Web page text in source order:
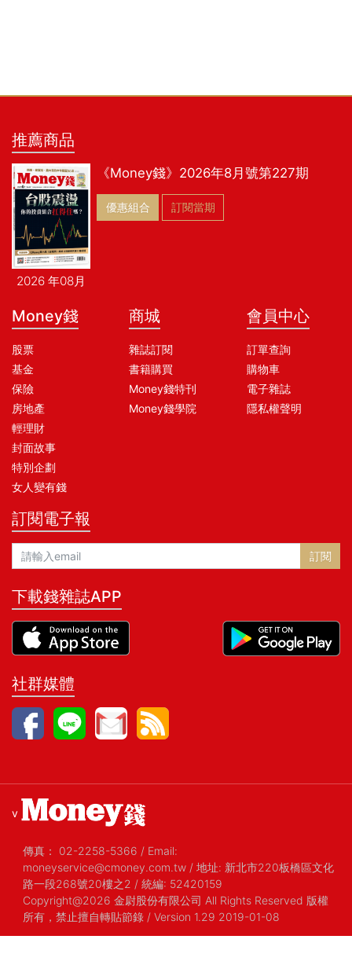
推薦商品
2026 年08月
《Money錢》2026年8月號第227期
優惠組合 訂閱當期
Money錢
股票
基金
保險
房地產
輕理財
封面故事
特別企劃
女人變有錢
商城
雜誌訂閱
書籍購買
Money錢特刊
Money錢學院
會員中心
訂單查詢
購物車
電子雜誌
隱私權聲明
訂閱電子報
訂閱
下載錢雜誌APP
社群媒體
v
傳真： 02-2258-5366 / Email:
moneyservice@cmoney.com.tw / 地址: 新北市220板橋區文化
路一段268號20樓之2 / 統編: 52420159
Copyright@2026 金尉股份有限公司 All Rights Reserved 版權
所有，禁止擅自轉貼節錄 / Version 1.29 2019-01-08